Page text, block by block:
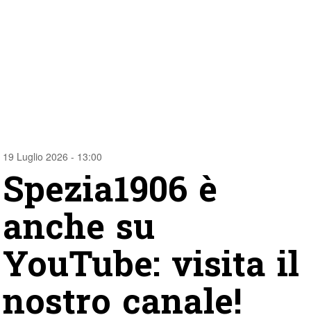
19 Luglio 2026 - 13:00
Spezia1906 è
anche su
YouTube: visita il
nostro canale!